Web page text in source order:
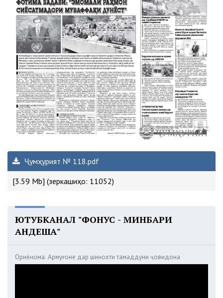
Ҷумҳурият № 118.pdf
[3.59 Mb] (зеркашиҳо: 11052)
ЮТУБКАНАЛ "ФОНУС - МИНБАРИ
АНДЕША"
Ориёнома. Армуғоне дар шинохти тамаддуни ҷовидона